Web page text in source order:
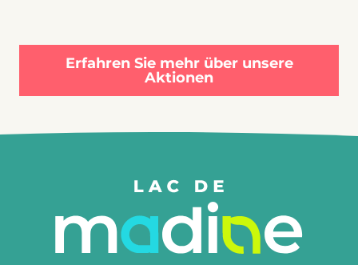
Erfahren Sie mehr über unsere
Aktionen